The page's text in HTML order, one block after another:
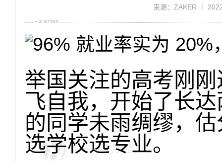
来源：ZAKER ｜
举国关注的高考刚
飞自我，开始了长
的同学未雨绸缪，
选学校选专业。